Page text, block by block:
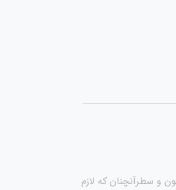
و سطرآنچنان که لازم